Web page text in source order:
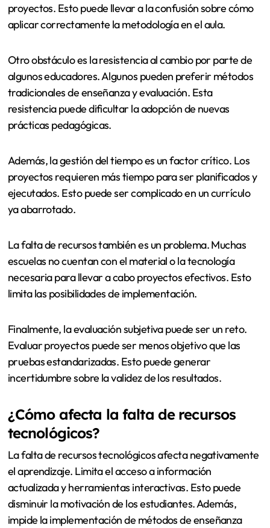
proyectos. Esto puede llevar a la confusión sobre cómo
aplicar correctamente la metodología en el aula.
Otro obstáculo es la resistencia al cambio por parte de
algunos educadores. Algunos pueden preferir métodos
tradicionales de enseñanza y evaluación. Esta
resistencia puede dificultar la adopción de nuevas
prácticas pedagógicas.
Además, la gestión del tiempo es un factor crítico. Los
proyectos requieren más tiempo para ser planificados y
ejecutados. Esto puede ser complicado en un currículo
ya abarrotado.
La falta de recursos también es un problema. Muchas
escuelas no cuentan con el material o la tecnología
necesaria para llevar a cabo proyectos efectivos. Esto
limita las posibilidades de implementación.
Finalmente, la evaluación subjetiva puede ser un reto.
Evaluar proyectos puede ser menos objetivo que las
pruebas estandarizadas. Esto puede generar
incertidumbre sobre la validez de los resultados.
¿Cómo afecta la falta de recursos
tecnológicos?
La falta de recursos tecnológicos afecta negativamente
el aprendizaje. Limita el acceso a información
actualizada y herramientas interactivas. Esto puede
disminuir la motivación de los estudiantes. Además,
impide la implementación de métodos de enseñanza